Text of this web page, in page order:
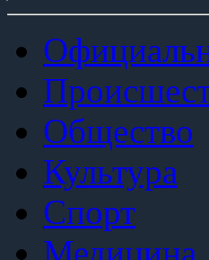
Общество
Культура
Спорт